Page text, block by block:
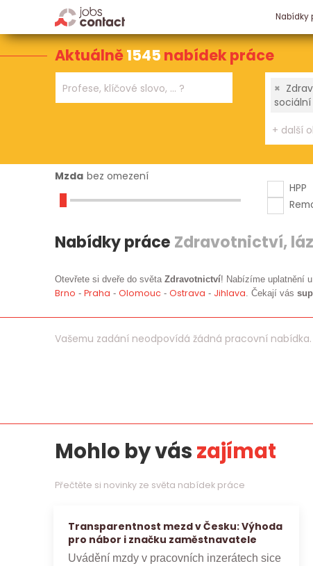
Nabídky
Aktuálně1545 nabídek práce
×
Mzda bez omezení
HPP
Nabídky práce Zdravotnictví,
Otevřete si dveře do světa Zdravotnictví! Nabízíme uplatnění u
Brno - Praha - Olomouc - Ostrava - Jihlava. Čekají vás
Vašemu zadání neodpovídá žádná pracovní nabídka.
Mohlo by vászajímat
Přečtěte si novinky ze světa nabídek práce
Transparentnost mezd v Česku: Výhoda
pro nábor i značku zaměstnavatele
Uvádění mzdy v pracovních inzerátech sice